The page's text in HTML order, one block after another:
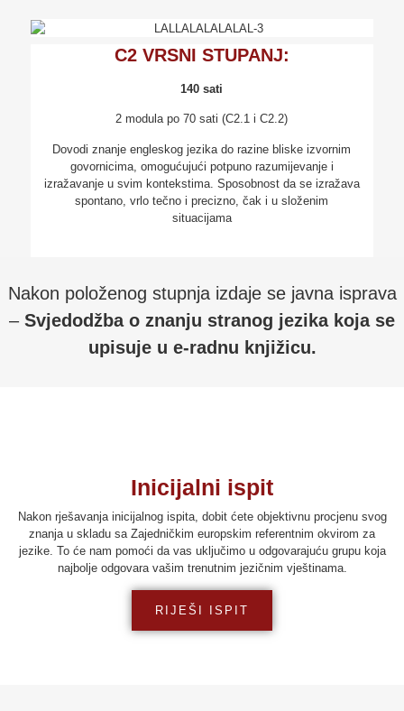
C2 VRSNI STUPANJ:
140 sati
2 modula po 70 sati (C2.1 i C2.2)
Dovodi znanje engleskog jezika do razine bliske izvornim
govornicima, omogućujući potpuno razumijevanje i
izražavanje u svim kontekstima. Sposobnost da se izražava
spontano, vrlo tečno i precizno, čak i u složenim
situacijama
Nakon položenog stupnja izdaje se javna isprava
– Svjedodžba o znanju stranog jezika koja se
upisuje u e-radnu knjižicu.
Inicijalni ispit
Nakon rješavanja inicijalnog ispita, dobit ćete objektivnu procjenu svog
znanja u skladu sa Zajedničkim europskim referentnim okvirom za
jezike. To će nam pomoći da vas uključimo u odgovarajuću grupu koja
najbolje odgovara vašim trenutnim jezičnim vještinama.
RIJEŠI ISPIT